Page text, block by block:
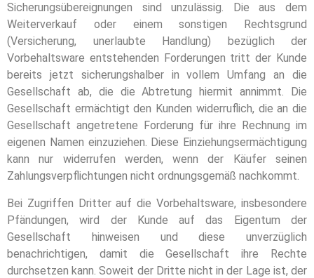
Sicherungsübereignungen sind unzulässig. Die aus dem
Weiterverkauf oder einem sonstigen Rechtsgrund
(Versicherung, unerlaubte Handlung) bezüglich der
Vorbehaltsware entstehenden Forderungen tritt der Kunde
bereits jetzt sicherungshalber in vollem Umfang an die
Gesellschaft ab, die die Abtretung hiermit annimmt. Die
Gesellschaft ermächtigt den Kunden widerruflich, die an die
Gesellschaft angetretene Forderung für ihre Rechnung im
eigenen Namen einzuziehen. Diese Einziehungsermächtigung
kann nur widerrufen werden, wenn der Käufer seinen
Zahlungsverpflichtungen nicht ordnungsgemäß nachkommt.
Bei Zugriffen Dritter auf die Vorbehaltsware, insbesondere
Pfändungen, wird der Kunde auf das Eigentum der
Gesellschaft hinweisen und diese unverzüglich
benachrichtigen, damit die Gesellschaft ihre Rechte
durchsetzen kann. Soweit der Dritte nicht in der Lage ist, der